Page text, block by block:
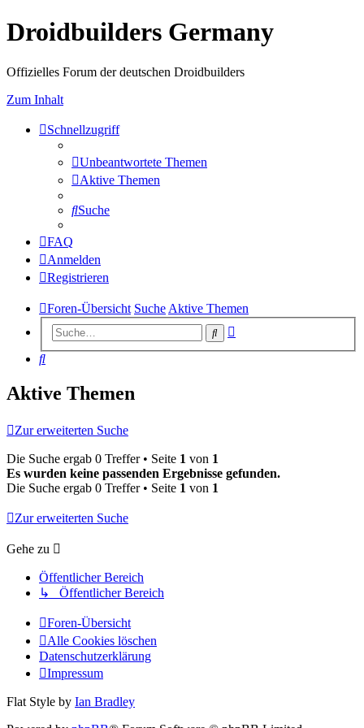
Droidbuilders Germany
Offizielles Forum der deutschen Droidbuilders
Zum Inhalt
Schnellzugriff
Unbeantwortete Themen
Aktive Themen
Suche
FAQ
Anmelden
Registrieren
Foren-Übersicht Suche Aktive Themen
Suche
Suche
Aktive Themen
Zur erweiterten Suche
Die Suche ergab 0 Treffer • Seite 1 von 1
Es wurden keine passenden Ergebnisse gefunden.
Die Suche ergab 0 Treffer • Seite 1 von 1
Zur erweiterten Suche
Gehe zu
Öffentlicher Bereich
↳ Öffentlicher Bereich
Foren-Übersicht
Alle Cookies löschen
Datenschutzerklärung
Impressum
Flat Style by Ian Bradley